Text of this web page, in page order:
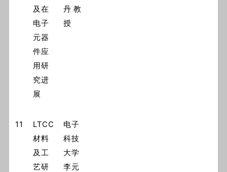
及在
电子
元器
件应
用研
究进
展
丹 教
授
11
LTCC
材料
及工
艺研
电子
科技
大学
李元